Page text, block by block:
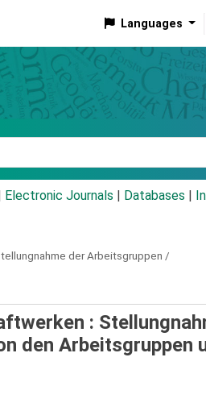
Languages
Electronic Journals Databases
der Arbeitsgruppen /
:
den Arbeitsgruppen